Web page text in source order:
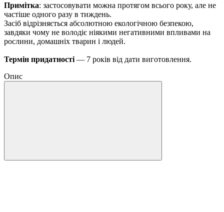
Примітка: застосовувати можна протягом всього року, але не
частіше одного разу в тиждень.
Засіб відрізняється абсолютною екологічною безпекою,
завдяки чому не володіє ніякими негативними впливами на
рослини, домашніх тварин і людей.
Термін придатності — 7 років від дати виготовлення.
Опис